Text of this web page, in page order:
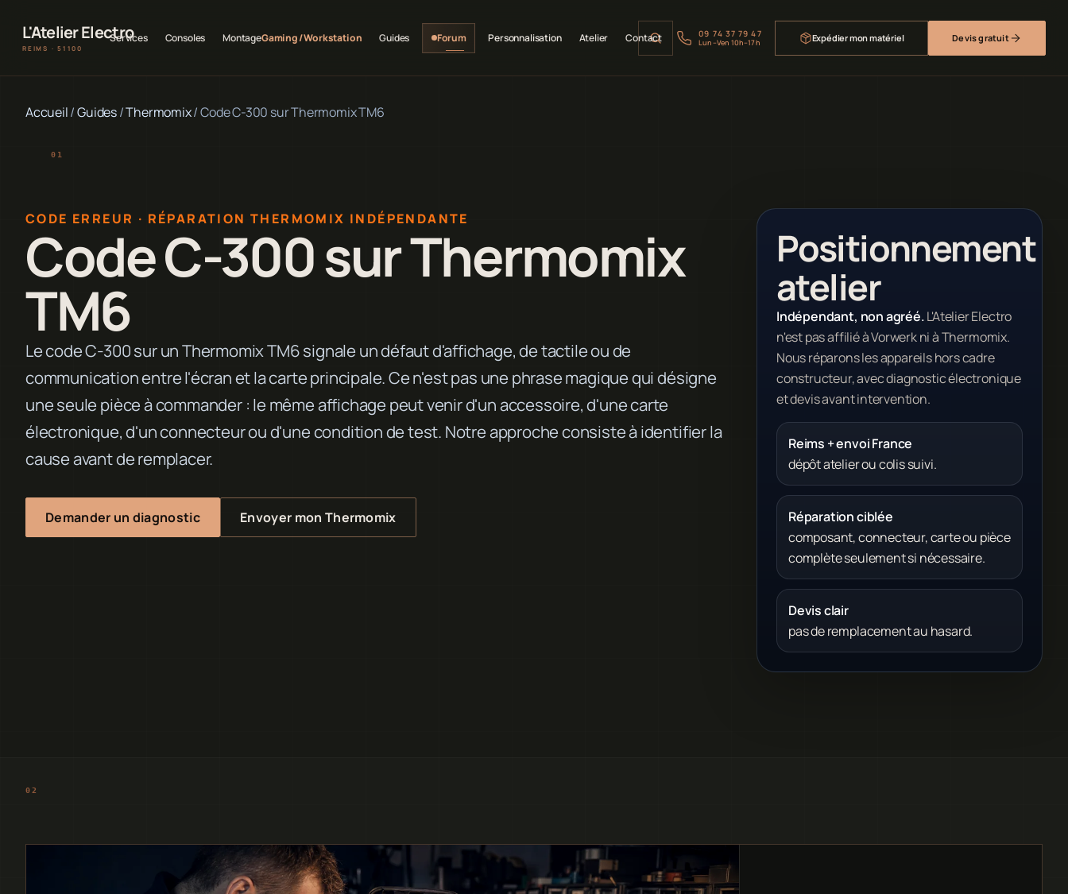
L'Atelier Electro
REIMS · 51100
Services Consoles MontageGaming / Workstation Guides Forum Personnalisation Atelier Contact 09 74 37 79 47
Lun–Ven 10h–17h Expédier mon matériel Devis gratuit
Accueil/Guides/Thermomix/Code C-300 sur Thermomix TM6
CODE ERREUR · RÉPARATION THERMOMIX INDÉPENDANTE
Code C-300 sur Thermomix
TM6
Le code C-300 sur un Thermomix TM6 signale un défaut d'affichage, de tactile ou de
communication entre l'écran et la carte principale. Ce n'est pas une phrase magique qui désigne
une seule pièce à commander : le même affichage peut venir d'un accessoire, d'une carte
électronique, d'un connecteur ou d'une condition de test. Notre approche consiste à identifier la
cause avant de remplacer.
Demander un diagnostic Envoyer mon Thermomix
Positionnement
atelier
Indépendant, non agréé.L'Atelier Electro
n'est pas affilié à Vorwerk ni à Thermomix.
Nous réparons les appareils hors cadre
constructeur, avec diagnostic électronique
et devis avant intervention.
Reims + envoi France
dépôt atelier ou colis suivi.
Réparation ciblée
composant, connecteur, carte ou pièce
complète seulement si nécessaire.
Devis clair
pas de remplacement au hasard.